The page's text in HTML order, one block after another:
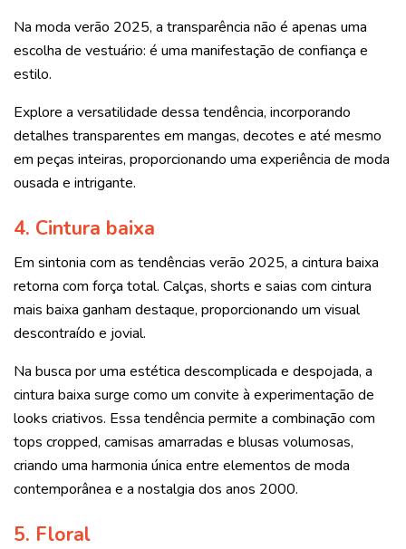
Na moda verão 2025, a transparência não é apenas uma
escolha de vestuário: é uma manifestação de confiança e
estilo.
Explore a versatilidade dessa tendência, incorporando
detalhes transparentes em mangas, decotes e até mesmo
em peças inteiras, proporcionando uma experiência de moda
ousada e intrigante.
4. Cintura baixa
Em sintonia com as tendências verão 2025, a cintura baixa
retorna com força total. Calças, shorts e saias com cintura
mais baixa ganham destaque, proporcionando um visual
descontraído e jovial.
Na busca por uma estética descomplicada e despojada, a
cintura baixa surge como um convite à experimentação de
looks criativos. Essa tendência permite a combinação com
tops cropped, camisas amarradas e blusas volumosas,
criando uma harmonia única entre elementos de moda
contemporânea e a nostalgia dos anos 2000.
5. Floral